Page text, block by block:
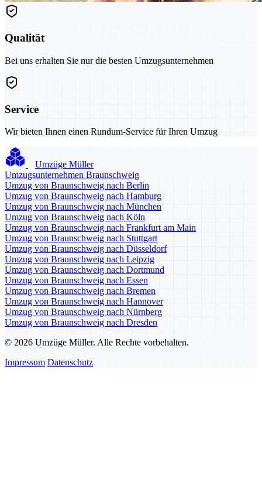
Qualität
Bei uns erhalten Sie nur die besten Umzugsunternehmen
Service
Wir bieten Ihnen einen Rundum-Service für Ihren Umzug
Umzüge Müller
Umzugsunternehmen Braunschweig
Umzug von Braunschweig nach Berlin
Umzug von Braunschweig nach Hamburg
Umzug von Braunschweig nach München
Umzug von Braunschweig nach Köln
Umzug von Braunschweig nach Frankfurt am Main
Umzug von Braunschweig nach Stuttgart
Umzug von Braunschweig nach Düsseldorf
Umzug von Braunschweig nach Leipzig
Umzug von Braunschweig nach Dortmund
Umzug von Braunschweig nach Essen
Umzug von Braunschweig nach Bremen
Umzug von Braunschweig nach Hannover
Umzug von Braunschweig nach Nürnberg
Umzug von Braunschweig nach Dresden
© 2026 Umzüge Müller. Alle Rechte vorbehalten.
Impressum Datenschutz